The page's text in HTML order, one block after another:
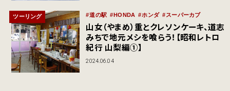
ツーリング 道の駅 HONDA ホンダ スーパーカブ
山女（やまめ）重とクレソンケーキ、道志
みちで地元メシを喰らう！【昭和レトロ
紀行 山梨編①】
2024.06.04